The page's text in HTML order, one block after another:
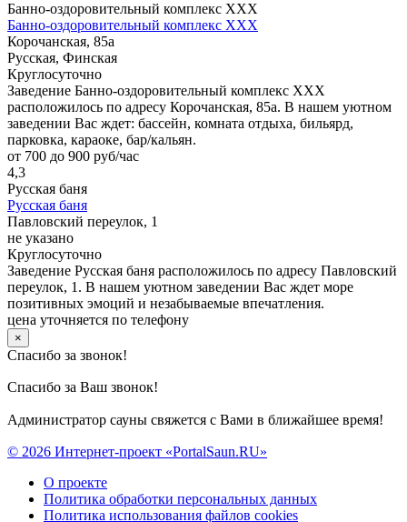
Банно-оздоровительный комплекс ХХХ
Банно-оздоровительный комплекс ХХХ
Корочанская, 85а
Русская, Финская
Круглосуточно
Заведение Банно-оздоровительный комплекс ХХХ
расположилось по адресу Корочанская, 85а. В нашем уютном
заведении Вас ждет: бассейн, комната отдыха, бильярд,
парковка, караоке, бар/кальян.
от 700 до 900 руб/час
4,3
Русская баня
Русская баня
Павловский переулок, 1
не указано
Круглосуточно
Заведение Русская баня расположилось по адресу Павловский
переулок, 1. В нашем уютном заведении Вас ждет море
позитивных эмоций и незабываемые впечатления.
цена уточняется по телефону
×
Спасибо за звонок!
Спасибо за Ваш звонок!
Администратор сауны свяжется с Вами в ближайшее время!
© 2026 Интернет-проект «PortalSaun.RU»
О проекте
Политика обработки персональных данных
Политика использования файлов cookies